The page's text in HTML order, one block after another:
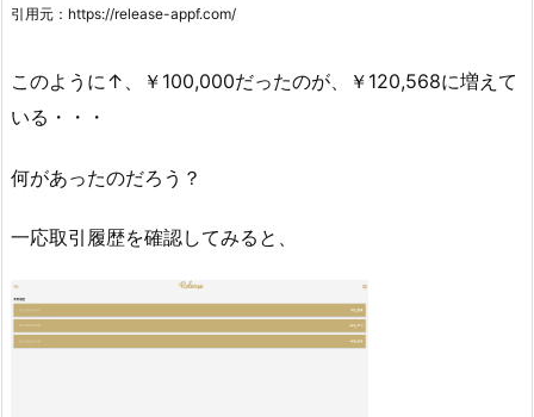
引用元：https://release-appf.com/
このように↑、￥100,000だったのが、￥120,568に増えて
いる・・・
何があったのだろう？
一応取引履歴を確認してみると、